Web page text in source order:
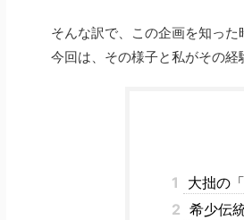
そんな訳で、この企画を知った
今回は、その様子と私がその経
1
大拙の「
2 希少伝